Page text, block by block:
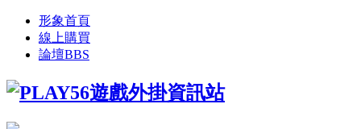
形象首頁
線上購買
論壇BBS